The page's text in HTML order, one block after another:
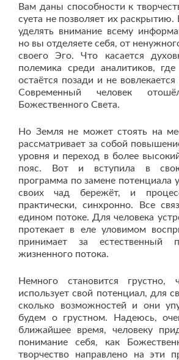
Вам даны способности к
суета не позволяет их
уделять внимание всему
но вы отделяете себя, от
своего Эго. Что касается
полемика среди аналитиков,
остаётся позади и не
Современный человек
Божественного Света.
Но Земля не может стоять на
рассматривает за собой
уровня и переход в более
пояс. Вот и вступила в свою
программа по замене потенциала
своих чад бережёт, и
практически, синхронно. Все
едином потоке. Для человека
протекает в еле уловимом
принимает за естественный
жизненного потока.
Немного становится грустно,
использует свой потенциал, для
сколько возможностей и они
будем о грустном. Надеюсь,
ближайшее время, человеку
понимание себя, как
творчество направлено на эти